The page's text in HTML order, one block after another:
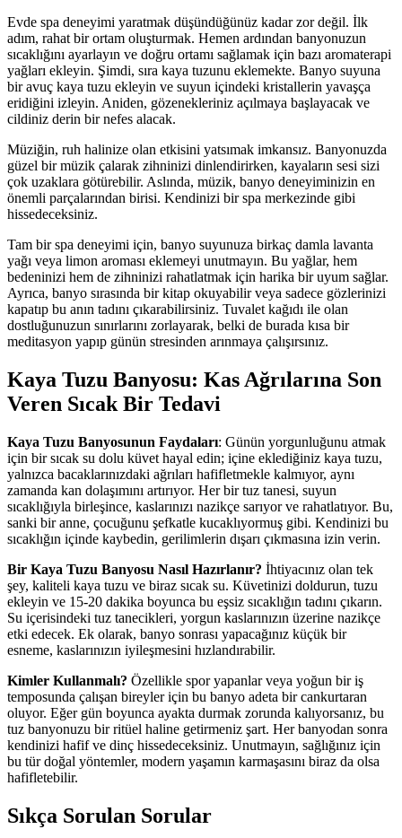
Evde spa deneyimi yaratmak düşündüğünüz kadar zor değil. İlk
adım, rahat bir ortam oluşturmak. Hemen ardından banyonuzun
sıcaklığını ayarlayın ve doğru ortamı sağlamak için bazı aromaterapi
yağları ekleyin. Şimdi, sıra kaya tuzunu eklemekte. Banyo suyuna
bir avuç kaya tuzu ekleyin ve suyun içindeki kristallerin yavaşça
eridiğini izleyin. Aniden, gözenekleriniz açılmaya başlayacak ve
cildiniz derin bir nefes alacak.
Müziğin, ruh halinize olan etkisini yatsımak imkansız. Banyonuzda
güzel bir müzik çalarak zihninizi dinlendirirken, kayaların sesi sizi
çok uzaklara götürebilir. Aslında, müzik, banyo deneyiminizin en
önemli parçalarından birisi. Kendinizi bir spa merkezinde gibi
hissedeceksiniz.
Tam bir spa deneyimi için, banyo suyunuza birkaç damla lavanta
yağı veya limon aroması eklemeyi unutmayın. Bu yağlar, hem
bedeninizi hem de zihninizi rahatlatmak için harika bir uyum sağlar.
Ayrıca, banyo sırasında bir kitap okuyabilir veya sadece gözlerinizi
kapatıp bu anın tadını çıkarabilirsiniz. Tuvalet kağıdı ile olan
dostluğunuzun sınırlarını zorlayarak, belki de burada kısa bir
meditasyon yapıp günün stresinden arınmaya çalışırsınız.
Kaya Tuzu Banyosu: Kas Ağrılarına Son
Veren Sıcak Bir Tedavi
Kaya Tuzu Banyosunun Faydaları: Günün yorgunluğunu atmak
için bir sıcak su dolu küvet hayal edin; içine eklediğiniz kaya tuzu,
yalnızca bacaklarınızdaki ağrıları hafifletmekle kalmıyor, aynı
zamanda kan dolaşımını artırıyor. Her bir tuz tanesi, suyun
sıcaklığıyla birleşince, kaslarınızı nazikçe sarıyor ve rahatlatıyor. Bu,
sanki bir anne, çocuğunu şefkatle kucaklıyormuş gibi. Kendinizi bu
sıcaklığın içinde kaybedin, gerilimlerin dışarı çıkmasına izin verin.
Bir Kaya Tuzu Banyosu Nasıl Hazırlanır? İhtiyacınız olan tek
şey, kaliteli kaya tuzu ve biraz sıcak su. Küvetinizi doldurun, tuzu
ekleyin ve 15-20 dakika boyunca bu eşsiz sıcaklığın tadını çıkarın.
Su içerisindeki tuz tanecikleri, yorgun kaslarınızın üzerine nazikçe
etki edecek. Ek olarak, banyo sonrası yapacağınız küçük bir
esneme, kaslarınızın iyileşmesini hızlandırabilir.
Kimler Kullanmalı? Özellikle spor yapanlar veya yoğun bir iş
temposunda çalışan bireyler için bu banyo adeta bir cankurtaran
oluyor. Eğer gün boyunca ayakta durmak zorunda kalıyorsanız, bu
tuz banyonuzu bir ritüel haline getirmeniz şart. Her banyodan sonra
kendinizi hafif ve dinç hissedeceksiniz. Unutmayın, sağlığınız için
bu tür doğal yöntemler, modern yaşamın karmaşasını biraz da olsa
hafifletebilir.
Sıkça Sorulan Sorular